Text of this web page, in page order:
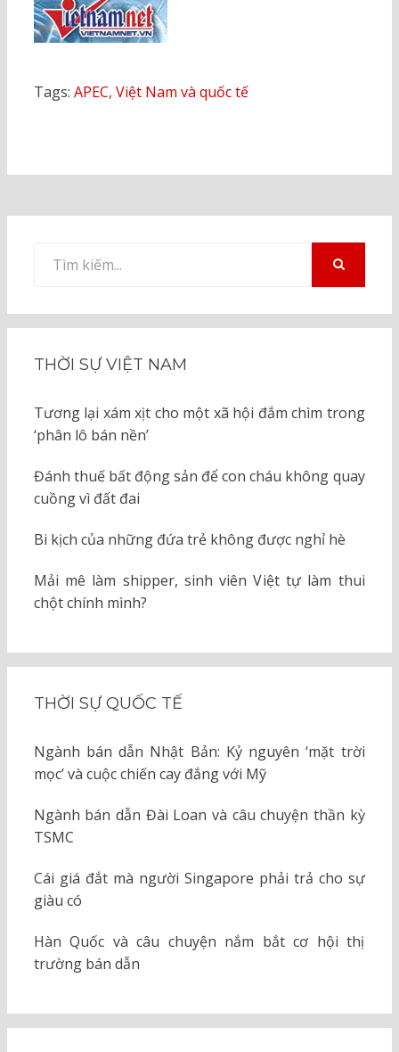
Tags: APEC, Việt Nam và quốc tế
kiếm
THỜI SỰ VIỆT NAM
Tương lại xám xịt cho một xã hội đắm chìm trong
‘phân lô bán nền’
Đánh thuế bất động sản để con cháu không quay
cuồng vì đất đai
Bi kịch của những đứa trẻ không được nghỉ hè
Mải mê làm shipper, sinh viên Việt tự làm thui
chột chính mình?
THỜI SỰ QUỐC TẾ
Ngành bán dẫn Nhật Bản: Kỷ nguyên ‘mặt trời
mọc’ và cuộc chiến cay đắng với Mỹ
Ngành bán dẫn Đài Loan và câu chuyện thần kỳ
TSMC
Cái giá đắt mà người Singapore phải trả cho sự
giàu có
Hàn Quốc và câu chuyện nắm bắt cơ hội thị
trường bán dẫn